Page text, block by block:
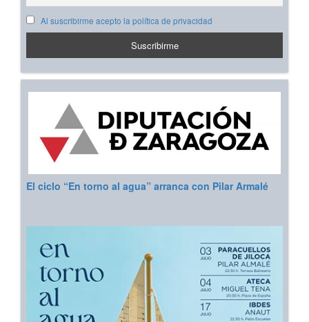
Al suscribirme acepto la política de privacidad
El ciclo “En torno al agua” arranca con Pilar Armalé